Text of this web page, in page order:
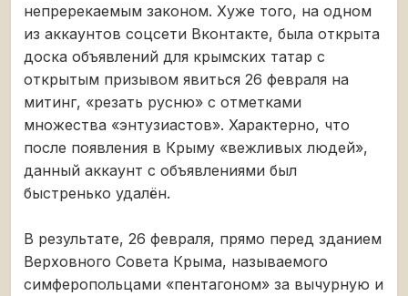
непререкаемым законом. Хуже того, на одном
из аккаунтов соцсети Вконтакте, была открыта
доска объявлений для крымских татар с
открытым призывом явиться 26 февраля на
митинг, «резать русню» с отметками
множества «энтузиастов». Характерно, что
после появления в Крыму «вежливых людей»,
данный аккаунт с объявлениями был
быстренько удалён.
В результате, 26 февраля, прямо перед зданием
Верховного Совета Крыма, называемого
симферопольцами «пентагоном» за вычурную и